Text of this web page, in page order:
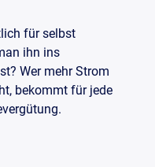
für selbst
ihn ins
Wer mehr Strom
bekommt für jede